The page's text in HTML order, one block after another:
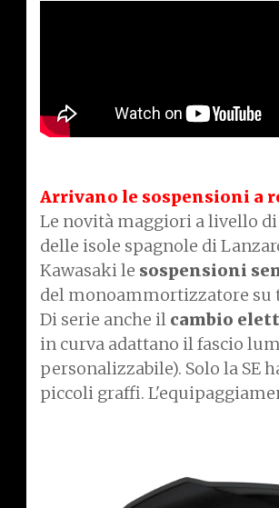
Arrivano le sospensioni a
Le novità maggiori a livello
delle isole spagnole di
Kawasaki le sospensioni
del monoammortizzatore su
Di serie anche il cambio
in curva adattano il fascio
personalizzabile). Solo la SE
piccoli graffi.